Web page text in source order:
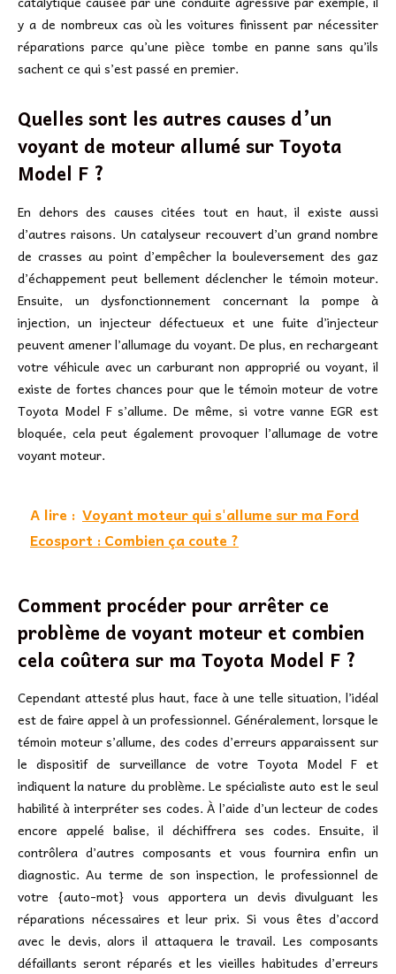
y a de nombreux cas où les voitures finissent par nécessiter
réparations parce qu’une pièce tombe en panne sans qu’ils
sachent ce qui s’est passé en premier.
Quelles sont les autres causes d’un
voyant de moteur allumé sur Toyota
Model F ?
En dehors des causes citées tout en haut, il existe aussi
d’autres raisons. Un catalyseur recouvert d’un grand nombre
de crasses au point d’empêcher la bouleversement des gaz
d’échappement peut bellement déclencher le témoin moteur.
Ensuite, un dysfonctionnement concernant la pompe à
injection, un injecteur défectueux et une fuite d’injecteur
peuvent amener l’allumage du voyant. De plus, en rechargeant
votre véhicule avec un carburant non approprié ou voyant, il
existe de fortes chances pour que le témoin moteur de votre
Toyota Model F s’allume. De même, si votre vanne EGR est
bloquée, cela peut également provoquer l’allumage de votre
voyant moteur.
A lire : Voyant moteur qui s'allume sur ma Ford
Ecosport : Combien ça coute ?
Comment procéder pour arrêter ce
problème de voyant moteur et combien
cela coûtera sur ma Toyota Model F ?
Cependant attesté plus haut, face à une telle situation, l’idéal
est de faire appel à un professionnel. Généralement, lorsque le
témoin moteur s’allume, des codes d’erreurs apparaissent sur
le dispositif de surveillance de votre Toyota Model F et
indiquent la nature du problème. Le spécialiste auto est le seul
habilité à interpréter ses codes. À l’aide d’un lecteur de codes
encore appelé balise, il déchiffrera ses codes. Ensuite, il
contrôlera d’autres composants et vous fournira enfin un
diagnostic. Au terme de son inspection, le professionnel de
votre {auto-mot} vous apportera un devis divulguant les
réparations nécessaires et leur prix. Si vous êtes d’accord
avec le devis, alors il attaquera le travail. Les composants
défaillants seront réparés et les vieilles habitudes d’erreurs